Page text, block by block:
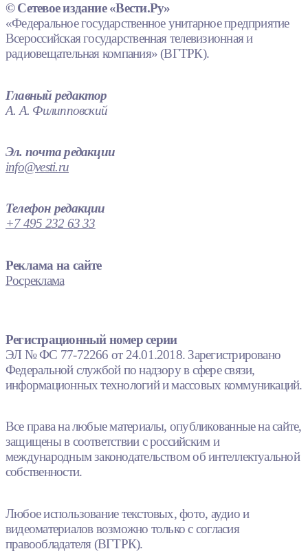
© Сетевое издание «Вести.Ру»
«Федеральное государственное унитарное предприятие
Всероссийская государственная телевизионная и
радиовещательная компания» (ВГТРК).
Главный редактор
А. А. Филипповский
Эл. почта редакции
info@vesti.ru
Телефон редакции
+7 495 232 63 33
Реклама на сайте
Росреклама
Регистрационный номер серии
ЭЛ № ФС 77-72266 от 24.01.2018. Зарегистрировано
Федеральной службой по надзору в сфере связи,
информационных технологий и массовых коммуникаций.
Все права на любые материалы, опубликованные на сайте,
защищены в соответствии с российским и
международным законодательством об интеллектуальной
собственности.
Любое использование текстовых, фото, аудио и
видеоматериалов возможно только с согласия
правообладателя (ВГТРК).